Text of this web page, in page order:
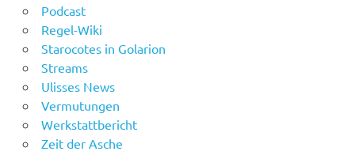
Podcast
Regel-Wiki
Starocotes in Golarion
Streams
Ulisses News
Vermutungen
Werkstattbericht
Zeit der Asche